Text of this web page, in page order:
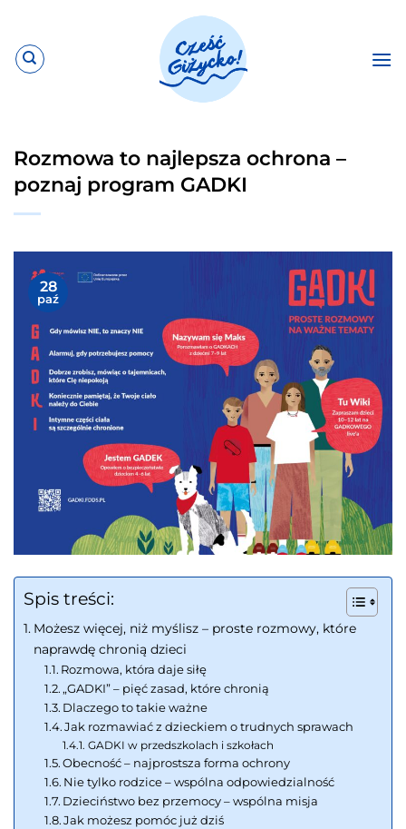
zawartości
Rozmowa to najlepsza ochrona –
poznaj program GADKI
28
paź
Spis treści:
Możesz więcej, niż myślisz – proste rozmowy, które
naprawdę chronią dzieci
Rozmowa, która daje siłę
„GADKI” – pięć zasad, które chronią
Dlaczego to takie ważne
Jak rozmawiać z dzieckiem o trudnych sprawach
GADKI w przedszkolach i szkołach
Obecność – najprostsza forma ochrony
Nie tylko rodzice – wspólna odpowiedzialność
Dzieciństwo bez przemocy – wspólna misja
Jak możesz pomóc już dziś